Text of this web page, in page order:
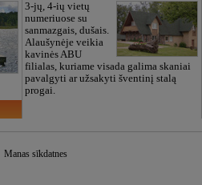
3-jų, 4-ių vietų
numeriuose su
sanmazgais, dušais.
Alaušynėje veikia
kavinės ABU
filialas, kuriame visada galima skaniai
pavalgyti ar užsakyti šventinį stalą
progai.
Manas sīkdatnes